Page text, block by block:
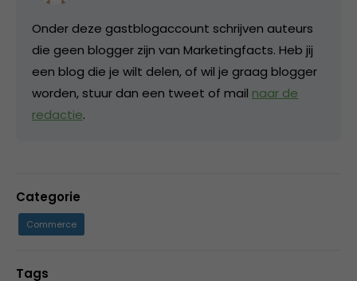
Onder deze gastblogaccount schrijven auteurs
die geen blogger zijn van Marketingfacts. Heb jij
een blog die je wilt delen, of wil je graag blogger
worden, stuur dan een tweet of mail naar de
redactie.
Categorie
Commerce
Tags